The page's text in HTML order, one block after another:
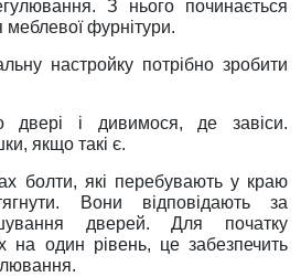
З нього починається
фурнітури.
настройку потрібно зробити
двері і дивимося, де завіси.
якщо такі є.
болти, які перебувають у краю
Вони відповідають за
дверей. Для початку
на один рівень, це забезпечить